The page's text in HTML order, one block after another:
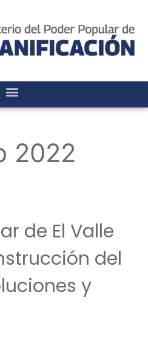
2022
de El Valle
del
y